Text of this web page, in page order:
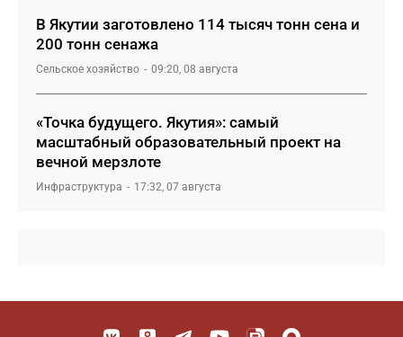
В Якутии заготовлено 114 тысяч тонн сена и
200 тонн сенажа
Сельское хозяйство 09:20, 08 августа
«Точка будущего. Якутия»: самый
масштабный образовательный проект на
вечной мерзлоте
Инфраструктура 17:32, 07 августа